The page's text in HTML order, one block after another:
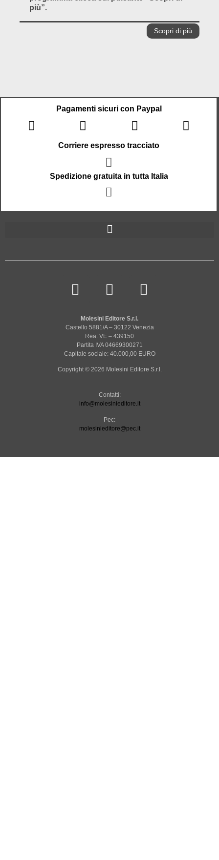
più”.
Scopri di più
Pagamenti sicuri con Paypal
Corriere espresso tracciato
Spedizione gratuita in tutta Italia
Molesini Editore S.r.l.
Castello 5881/A – 30122 Venezia
Rea: VE – 439150
Partita IVA 04669300271
Capitale sociale: 40.000,00 EURO
Copyright © 2026 Molesini Editore S.r.l.
Contatti:
info@molesinieditore.it
Pec:
molesinieditore@pec.it